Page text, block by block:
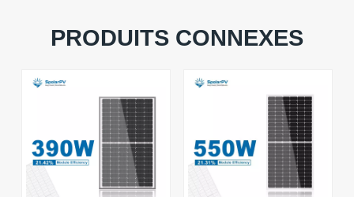
PRODUITS CONNEXES